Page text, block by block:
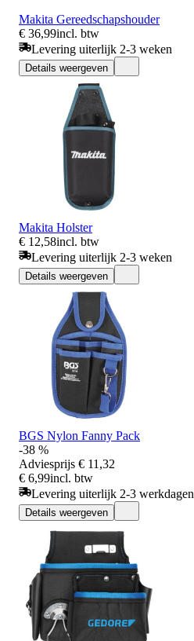
Makita Gereedschapshouder
€ 36,99incl. btw
Levering uiterlijk 2-3 weken
Details weergeven
Makita Holster
€ 12,58incl. btw
Levering uiterlijk 2-3 weken
Details weergeven
BGS Nylon Fanny Pack
-38 %
Adviesprijs € 11,32
€ 6,99incl. btw
Levering uiterlijk 2-3 werkdagen
Details weergeven